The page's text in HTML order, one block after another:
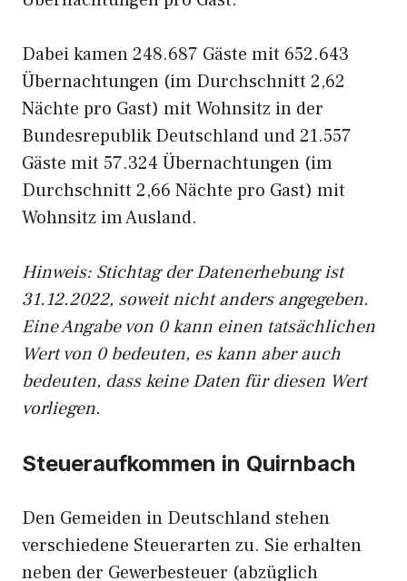
Dabei kamen 248.687 Gäste mit 652.643
Übernachtungen (im Durchschnitt 2,62
Nächte pro Gast) mit Wohnsitz in der
Bundesrepublik Deutschland und 21.557
Gäste mit 57.324 Übernachtungen (im
Durchschnitt 2,66 Nächte pro Gast) mit
Wohnsitz im Ausland.
Hinweis: Stichtag der Datenerhebung ist
31.12.2022, soweit nicht anders angegeben.
Eine Angabe von 0 kann einen tatsächlichen
Wert von 0 bedeuten, es kann aber auch
bedeuten, dass keine Daten für diesen Wert
vorliegen.
Steueraufkommen in Quirnbach
Den Gemeiden in Deutschland stehen
verschiedene Steuerarten zu. Sie erhalten
neben der Gewerbesteuer (abzüglich